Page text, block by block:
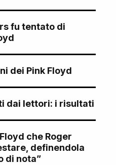
fu tentato di
dei Pink Floyd
dai lettori: i risultati
che Roger
definendola
di nota”